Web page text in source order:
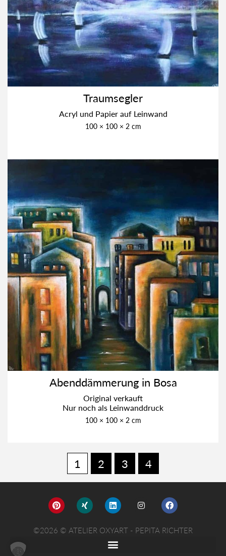
Traum­seg­ler
Acryl und Papier auf Lein­wand
100 × 100 × 2 cm
Abend­däm­me­rung in Bosa
Ori­gi­nal ver­kauft
Nur noch als Lein­wand­druck
100 × 100 × 2 cm
1 2 3 4
©2026 © ATELIER OXYART - PEPITA RICHTER